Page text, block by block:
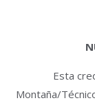
Esta
Montaña/